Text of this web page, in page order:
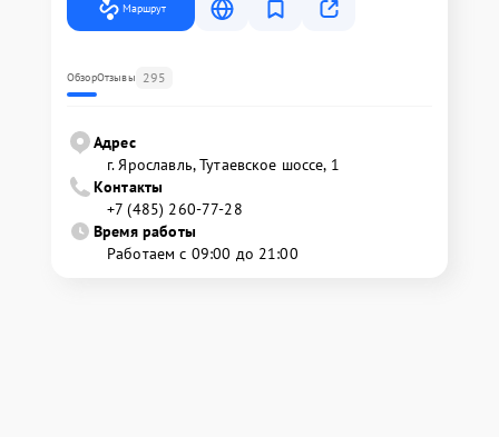
Маршрут
ОбзорОтзывы 295
Адрес
г. Ярославль, Тутаевское шоссе, 1
Контакты
+7 (485) 260-77-28
Время работы
Работаем с 09:00 до 21:00